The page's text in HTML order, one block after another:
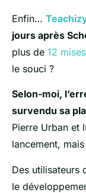
Enfin…
jours après
plus de 12
le souci ?
Selon-moi,
survendu sa
Pierre Urban et
lancement,
Des utilisateurs
le